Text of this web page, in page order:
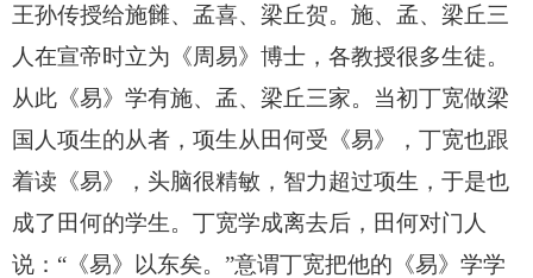
王孙传授给施雠、孟喜、梁丘贺。施、孟、梁丘三
人在宣帝时立为《周易》博士，各教授很多生徒。
从此《易》学有施、孟、梁丘三家。当初丁宽做梁
国人项生的从者，项生从田何受《易》，丁宽也跟
着读《易》，头脑很精敏，智力超过项生，于是也
成了田何的学生。丁宽学成离去后，田何对门人
说：“《易》以东矣。”意谓丁宽把他的《易》学学